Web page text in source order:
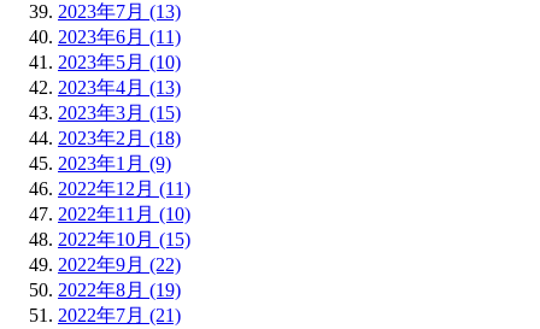
2023年7月 (13)
2023年6月 (11)
2023年5月 (10)
2023年4月 (13)
2023年3月 (15)
2023年2月 (18)
2023年1月 (9)
2022年12月 (11)
2022年11月 (10)
2022年10月 (15)
2022年9月 (22)
2022年8月 (19)
2022年7月 (21)